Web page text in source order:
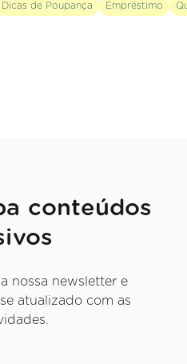
Dicas de Poupança Empréstimo
conteúdos
nossa newsletter e
atualizado com as